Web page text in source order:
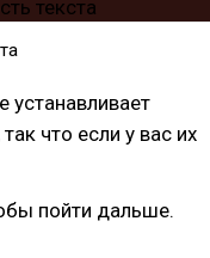
устанавливает
что если у вас их
пойти дальше.